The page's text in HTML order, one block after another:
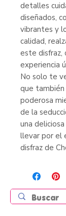
detalles
diseñados,
vibrantes y
calidad,
este disfraz,
experiencia
No solo te
que
poderosa
de la
una
llevar por el
disfraz de